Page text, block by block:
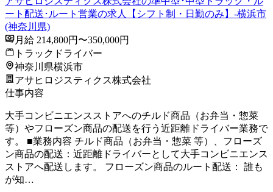
ート配送･ルート営業の求人【シフト制・日勤のみ】-横浜市
(神奈川県)
月給 214,800円〜350,000円
トラックドライバー
神奈川県横浜市
アサヒロジスティクス株式会社
仕事内容
大手コンビニエンスストアへのチルド商品（お弁当・惣菜
等）やフローズン商品の配送を行う近距離ドライバー業務で
す。 ■業務内容 チルド商品（お弁当・惣菜 等）、フローズ
ン商品の配送：近距離ドライバーとして大手コンビニエンス
ストアへ配送します。 フローズン商品のルート配送： 誰も
が知…